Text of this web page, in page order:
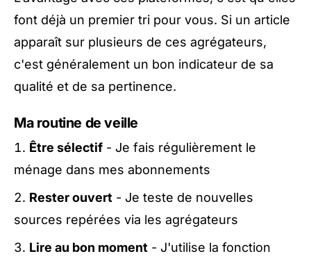
font déjà un premier tri pour vous. Si un article
apparaît sur plusieurs de ces agrégateurs,
c'est généralement un bon indicateur de sa
qualité et de sa pertinence.
Ma routine de veille
Être sélectif - Je fais régulièrement le
ménage dans mes abonnements
Rester ouvert - Je teste de nouvelles
sources repérées via les agrégateurs
Lire au bon moment - J'utilise la fonction